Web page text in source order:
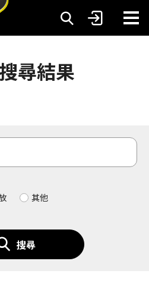
尋結果
其他
搜尋